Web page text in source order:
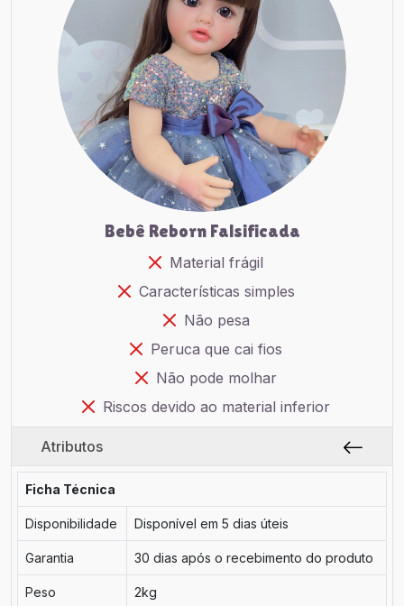
Bebê Reborn Falsificada
Material frágil
Características simples
Não pesa
Peruca que cai fios
Não pode molhar
Riscos devido ao material inferior
Atributos
Ficha Técnica
Disponibilidade Disponível em 5 dias úteis
Garantia 30 dias após o recebimento do produto
Peso 2kg